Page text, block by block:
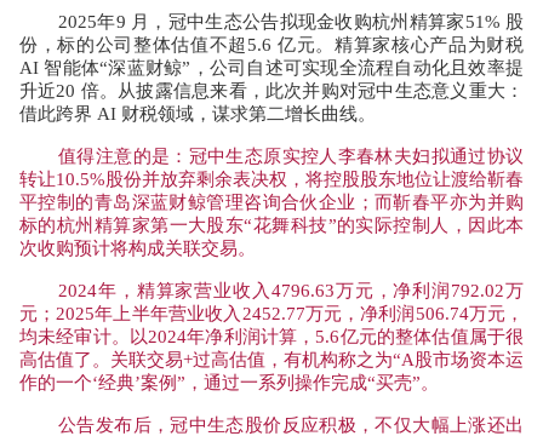
2025年9 月，冠中生态公告拟现金收购杭州精算家51% 股
份，标的公司整体估值不超 5.6 亿元。精算家核心产品为财税
AI 智能体“深蓝财鲸” ，公司自述可实现全流程自动化且效率提
升近20 倍。从披露信息来看，此次并购对冠中生态意义重大：
借此跨界 AI 财税领域，谋求第二增长曲线。
值得注意的是：冠中生态原实控人李春林夫妇拟通过协议
转让10.5%股份并放弃剩余表决权，将控股股东地位让渡给靳春
平控制的青岛深蓝财鲸管理咨询合伙企业；而靳春平亦为并购
标的杭州精算家第一大股东“花舞科技”的实际控制人，因此本
次收购预计将构成关联交易。
2024年，精算家营业收入 4796.63万元，净利润 792.02万
元； 2025年上半年营业收入 2452.77万元，净利润506.74万元，
均未经审计。以2024年净利润计算，5.6亿元的整体估值属于很
高估值了。关联交易+过高估值，有机构称之为“A股市场资本运
作的一个‘经典’案例”，通过一系列操作完成“买壳”。
公告发布后，冠中生态股价反应积极，不仅大幅上涨还出